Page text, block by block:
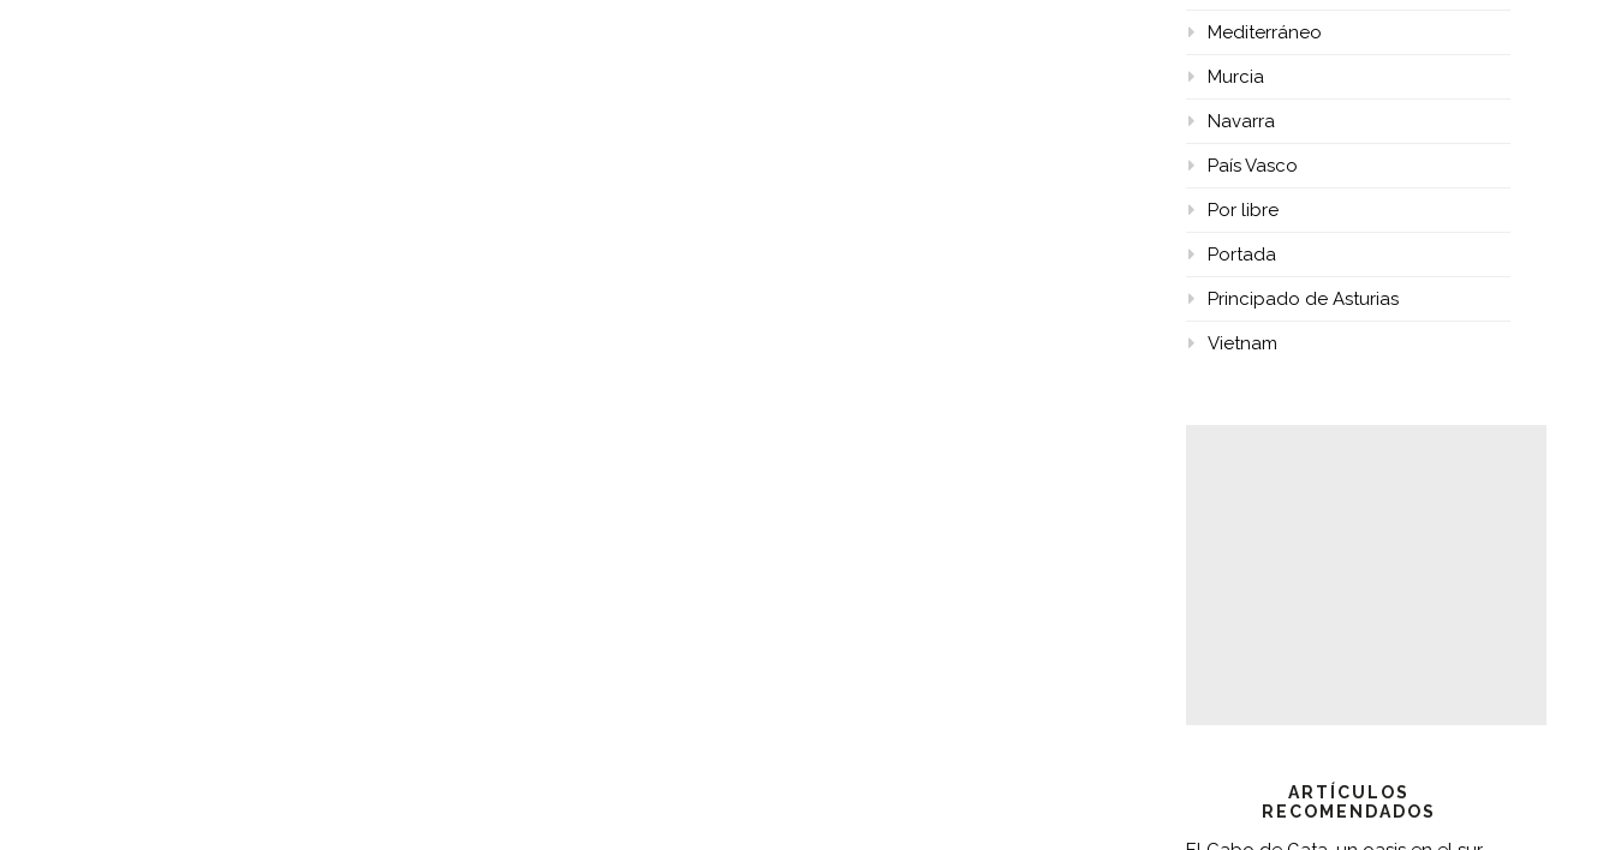
Mediterráneo
Murcia
Navarra
País Vasco
Por libre
Portada
Principado de Asturias
Vietnam
ARTÍCULOS
RECOMENDADOS